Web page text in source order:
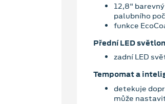
12,8"
palubního
funkce
Přední LED
zadní LED
Tempomat a
detekuje
může